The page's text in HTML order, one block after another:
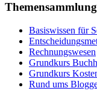
Basiswissen für
Rechnungswesen
Grundkurs
Grundkurs
Rund ums